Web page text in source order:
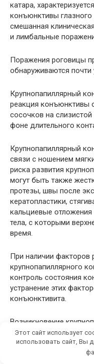
катара,
конъюнктивы глазного
смешанная
и лимбальные
Поражения роговицы
обнаруживаются почти
Крупнопапиллярный
реакция конъюнктивы
сосочков на
фоне длительного
Крупнопапиллярный
связи с ношением
риска развития
могут быть также
протезы, швы после
кератопластики,
кальциевые
тела, с которыми
время.
При наличии факторов
крупнопапиллярного
контроль состояния
устранение этих
конъюнктивита.
Возникновение
связывают с
верхнего века при
крупно-папиллярного
Этот сайт использует
использовать сайт, Вы